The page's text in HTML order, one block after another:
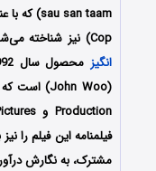
Cop) نیز شناخته می‌شود، یک فیلم
انگیز
فیلمنامه این فیلم را
مشترک، به نگارش